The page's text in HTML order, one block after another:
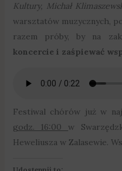
Kultury, Michał
warsztatów muzycznych,
razem próby, by na
koncercie i zaśpiewać
Festiwal chórów już w
godz. 16:00 w
Heweliusza w Zalasewie.